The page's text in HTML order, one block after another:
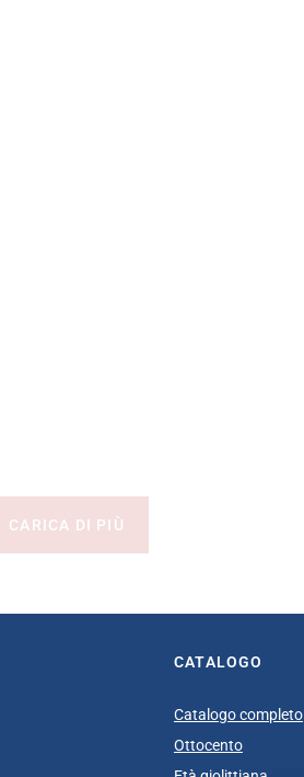
CARICA DI PIÙ
CATALOGO
Catalogo completo
Ottocento